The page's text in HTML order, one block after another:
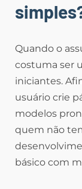
Quando o
costuma ser
iniciantes.
usuário crie
modelos
quem não
básico com